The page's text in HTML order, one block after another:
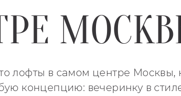
лофты в самом центре Москвы,
концепцию: вечеринку в